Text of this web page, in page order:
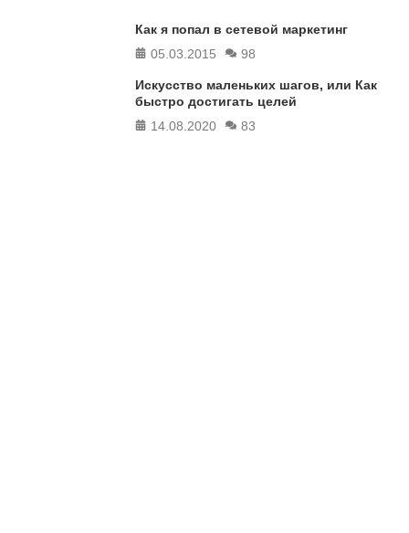
Как я попал в сетевой маркетинг
05.03.2015
98
Искусство маленьких шагов, или Как
быстро достигать целей
14.08.2020
83